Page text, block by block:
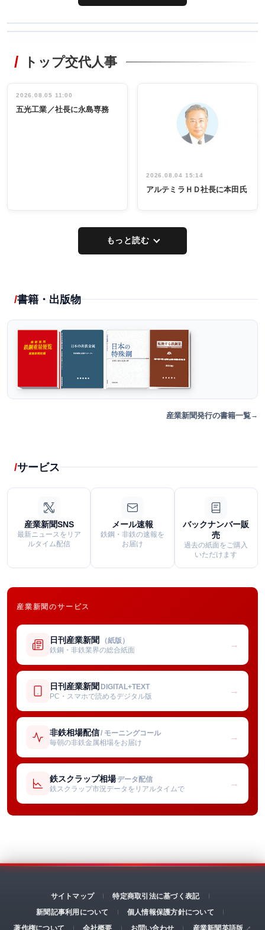
非鉄業界で
インタビュ
ー／社内ア
タックトレー
祝う 業界関
係者ら220人
出席
トップ交代人事
2026.08.05 11:00
五光工業／社長に永島専務
2026.08.04 15:14
アルテミラＨＤ社長に本田氏
もっと読む
書籍・出版物
産業新聞発行の書籍一覧
サービス
産業新聞SNS
最新ニュースをリア
ルタイム配信
メール速報
鉄鋼・非鉄の速報を
お届け
バックナンバー販
売
過去の紙面をご購入
いただけます
産業新聞のサービス
日刊産業新聞 （紙版）
鉄鋼・非鉄業界の総合紙面
→
日刊産業新聞 DIGITAL+TEXT
PC・スマホで読めるデジタル版
→
非鉄相場配信/ モーニングコール
毎朝の非鉄金属相場をお届け
→
鉄スクラップ相場 データ配信
鉄スクラップ市況データをリアルタイムで
→
サイトマップ
特定商取引法に基づく表記
新聞記事利用について
個人情報保護方針について
著作権について
会社概要 お問い合わせ 産業新聞英語版